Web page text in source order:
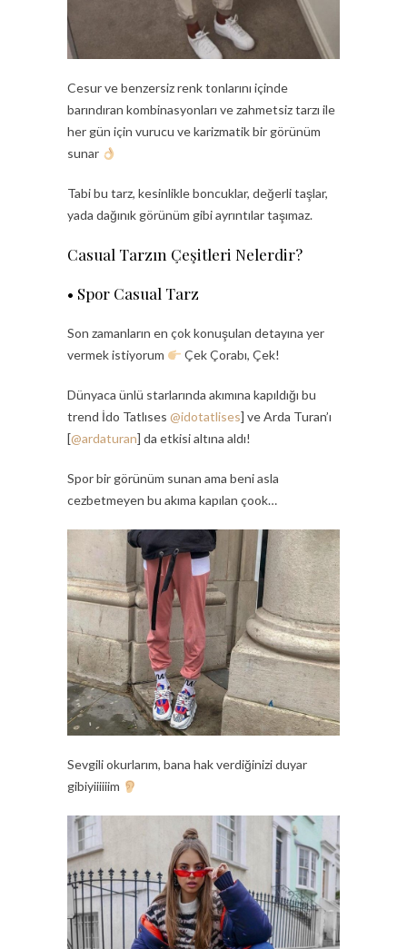
Cesur ve benzersiz renk tonlarını içinde
barındıran kombinasyonları ve zahmetsiz tarzı ile
her gün için vurucu ve karizmatik bir görünüm
sunar
Tabi bu tarz, kesinlikle boncuklar, değerli taşlar,
yada dağınık görünüm gibi ayrıntılar taşımaz.
Casual Tarzın Çeşitleri Nelerdir?
• Spor Casual Tarz
Son zamanların en çok konuşulan detayına yer
vermek istiyorum
Çek Çorabı, Çek!
Dünyaca ünlü starlarında akımına kapıldığı bu
trend İdo Tatlıses @idotatlises] ve Arda Turan’ı
[@ardaturan] da etkisi altına aldı!
Spor bir görünüm sunan ama beni asla
cezbetmeyen bu akıma kapılan çook…
Sevgili okurlarım, bana hak verdiğinizi duyar
gibiyiiiiiim